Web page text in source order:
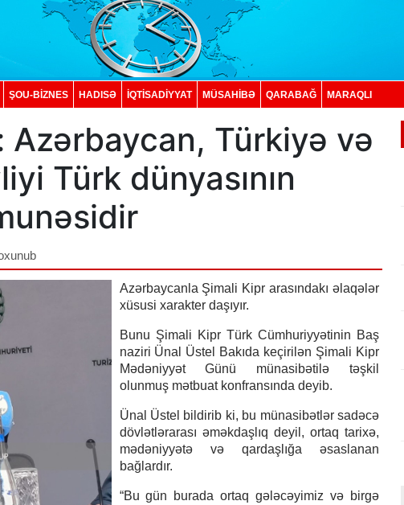
ŞOU-BİZNES HADISƏ İQTISADIYYAT MÜSAHİBƏ QARABAĞ MARAQLI
Azərbaycan, Türkiyə və
Türk dünyasının
Azərbaycanla Şimali Kipr arasındakı əlaqələr
xüsusi xarakter daşıyır.
Bunu Şimali Kipr Türk Cümhuriyyətinin Baş
naziri Ünal Üstel Bakıda keçirilən Şimali Kipr
Mədəniyyət Günü münasibətilə təşkil
olunmuş mətbuat konfransında deyib.
Ünal Üstel bildirib ki, bu münasibətlər sadəcə
dövlətlərarası əməkdaşlıq deyil, ortaq tarixə,
mədəniyyətə və qardaşlığa əsaslanan
bağlardır.
“Bu gün burada ortaq gələcəyimiz və birgə